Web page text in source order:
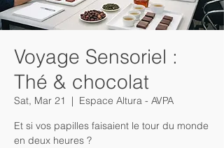
Voyage Sensoriel :
Thé & chocolat
Sat, Mar 21
  |
Espace Altura - AVPA
Et si vos papilles faisaient le tour du monde
en deux heures ?